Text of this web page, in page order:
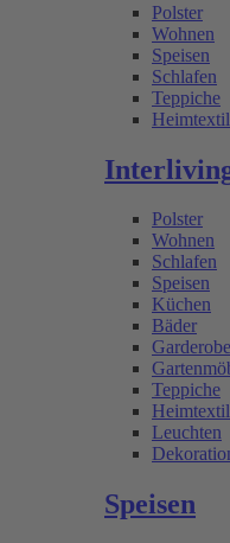
Polster
Wohnen
Speisen
Schlafen
Teppiche
Polster
Wohnen
Schlafen
Speisen
Küchen
Bäder
Teppiche
Leuchten
Speisen